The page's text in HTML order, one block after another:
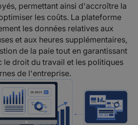
permettant ainsi d'accroître la
les coûts. La plateforme
les données relatives aux
et aux heures supplémentaires,
de la paie tout en garantissant
le droit du travail et les politiques
de l'entreprise.